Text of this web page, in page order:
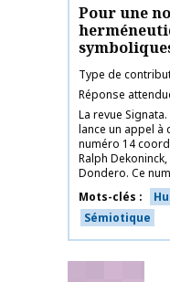
Pour une
Type de
Réponse
La revue
lance un appel
numéro 14
Ralph
Dondero. Ce
Mots-clés
Sémiotique